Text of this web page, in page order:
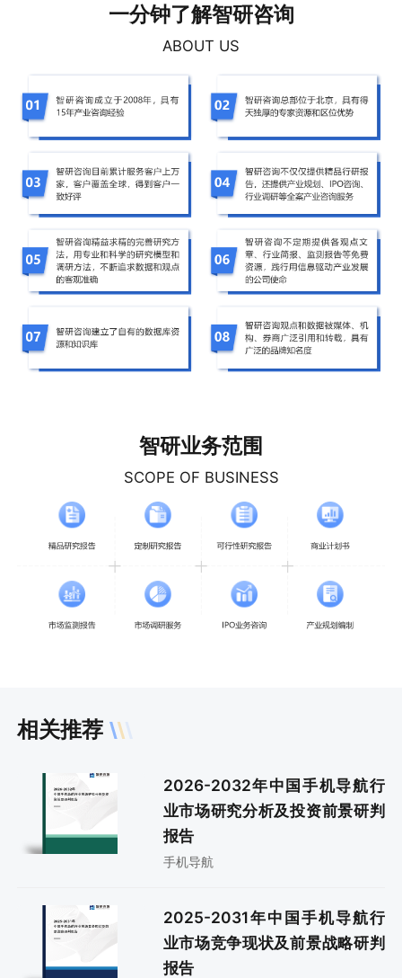
一分钟了解智研咨询
ABOUT US
智研业务范围
SCOPE OF BUSINESS
相关推荐
2026-2032年中国手机导航行
业市场研究分析及投资前景研判
报告
手机导航
2025-2031年中国手机导航行
业市场竞争现状及前景战略研判
报告